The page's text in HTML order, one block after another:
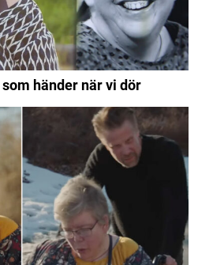
händer när vi dör